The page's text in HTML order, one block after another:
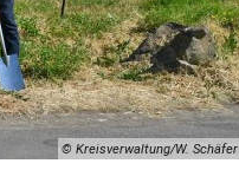
© Kreisverwaltung/W. Schäfer